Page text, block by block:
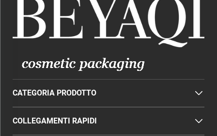
CATEGORIA PRODOTTO
COLLEGAMENTI RAPIDI